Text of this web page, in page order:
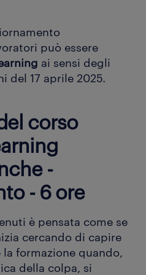
può essere
ai sensi degli
del 17 aprile 2025.
corso
-
- 6 ore
è pensata come se
cercando di capire
formazione quando,
della colpa, si